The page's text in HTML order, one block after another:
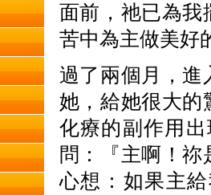
面前，祂已為我
苦中為主做美好
過了兩個月，進
她，給她很大的
化療的副作用
問：『主啊！
心想：如果主